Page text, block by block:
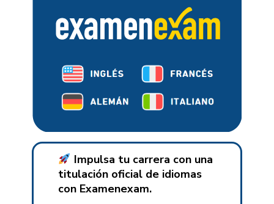
Impulsa tu carrera con una
titulación oficial de idiomas
con Examenexam.